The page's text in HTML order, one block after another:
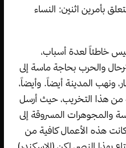
بأمرين اثنين: النساء
خاطئاً لعدة أسباب،
والحرب بحاجة ماسة إلى
ونهب المدينة أيضاً. وأيضاً،
من هذا التخريب، حيث أرسل
والمجوهرات المسروقة إلى
هذه الأعمال كافية من